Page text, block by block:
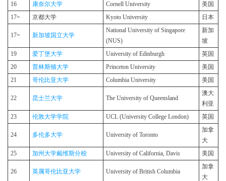
16 康奈尔大学 Cornell University
美国
17=
京都大学 Kyoto University 日本
17= 新加坡国立大学
National University of Singapore
(NUS)
新加
坡
19
爱丁堡大学 University of Edinburgh
英国
20
普林斯顿大学 Princeton University
美国
21
哥伦比亚大学 Columbia University 美国
22 昆士兰大学 The University of Queensland
澳大
利亚
23
伦敦大学学院 UCL (University College London) 英国
24 多伦多大学 University of Toronto
加拿
大
25
加州大学戴维斯分校 University of California, Davis 美国
26 英属哥伦比亚大学 University of British Columbia
加拿
大